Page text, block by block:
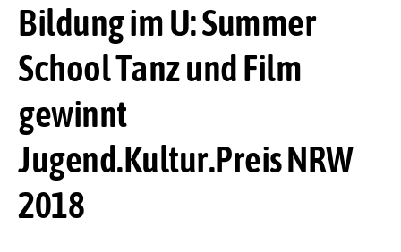
Bildung im U: Summer
School Tanz und Film
gewinnt
Jugend.Kultur.Preis NRW
2018